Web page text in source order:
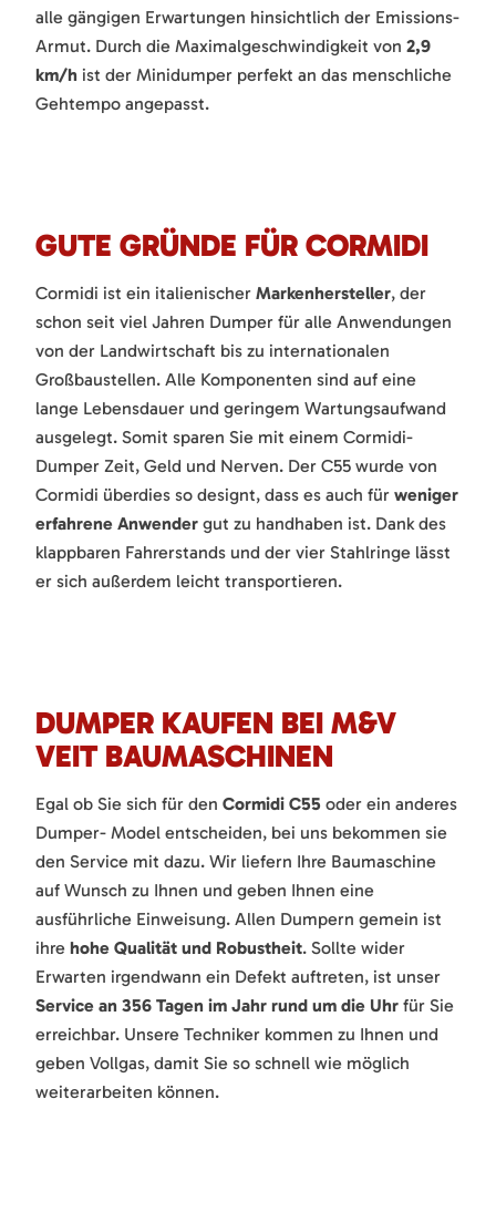
alle gängigen Erwartungen hinsichtlich der Emissions-
Armut. Durch die Maximalgeschwindigkeit von 2,9
km/h ist der Minidumper perfekt an das menschliche
Gehtempo angepasst.
GUTE GRÜNDE FÜR CORMIDI
Cormidi ist ein italienischer Markenhersteller, der
schon seit viel Jahren Dumper für alle Anwendungen
von der Landwirtschaft bis zu internationalen
Großbaustellen. Alle Komponenten sind auf eine
lange Lebensdauer und geringem Wartungsaufwand
ausgelegt. Somit sparen Sie mit einem Cormidi-
Dumper Zeit, Geld und Nerven. Der C55 wurde von
Cormidi überdies so designt, dass es auch für weniger
erfahrene Anwender gut zu handhaben ist. Dank des
klappbaren Fahrerstands und der vier Stahlringe lässt
er sich außerdem leicht transportieren.
DUMPER KAUFEN BEI M&V
VEIT BAUMASCHINEN
Egal ob Sie sich für den Cormidi C55 oder ein anderes
Dumper- Model entscheiden, bei uns bekommen sie
den Service mit dazu. Wir liefern Ihre Baumaschine
auf Wunsch zu Ihnen und geben Ihnen eine
ausführliche Einweisung. Allen Dumpern gemein ist
ihre hohe Qualität und Robustheit. Sollte wider
Erwarten irgendwann ein Defekt auftreten, ist unser
Service an 356 Tagen im Jahr rund um die Uhr für Sie
erreichbar. Unsere Techniker kommen zu Ihnen und
geben Vollgas, damit Sie so schnell wie möglich
weiterarbeiten können.